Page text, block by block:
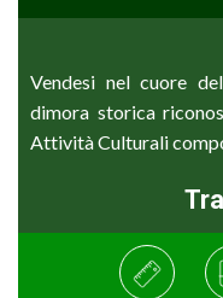
Vendesi nel cuore
dimora storica
Attività Culturali